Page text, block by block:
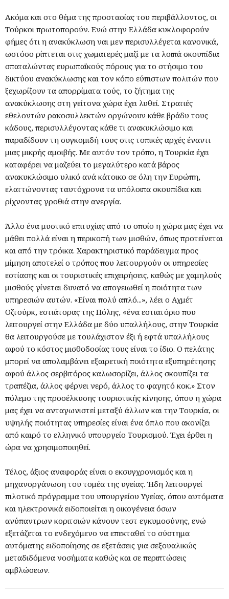
Ακόμα και στο θέμα της προστασίας του περιβάλλοντος, οι
Τούρκοι πρωτοπορούν. Ενώ στην Ελλάδα κυκλοφορούν
φήμες ότι η ανακύκλωση ναι μεν περισυλλέγεται κανονικά,
ωστόσο ρίπτεται στις χωματερές μαζί με τα λοιπά σκουπίδια
σπαταλώντας ευρωπαϊκούς πόρους για το στήσιμο του
δικτύου ανακύκλωσης και τον κόπο εύπιστων πολιτών που
ξεχωρίζουν τα απορρίματα τούς, το ζήτημα της
ανακύκλωσης στη γείτονα χώρα έχει λυθεί. Στρατιές
εθελοντών ρακοσυλλεκτών οργώνουν κάθε βράδυ τους
κάδους, περισυλλέγοντας κάθε τι ανακυκλώσιμο και
παραδίδουν τη συγκομιδή τους στις τοπικές αρχές έναντι
μιας μικρής αμοιβής. Με αυτόν τον τρόπο, η Τουρκία έχει
καταφέρει να μαζεύει το μεγαλύτερο κατά βάρος
ανακυκλώσιμο υλικό ανά κάτοικο σε όλη την Ευρώπη,
ελαττώνοντας ταυτόχρονα τα υπόλοιπα σκουπίδια και
ρίχνοντας γροθιά στην ανεργία.
Άλλο ένα μυστικό επιτυχίας από το οποίο η χώρα μας έχει να
μάθει πολλά είναι η περικοπή των μισθών, όπως προτείνεται
και από την τρόικα. Χαρακτηριστικό παράδειγμα προς
μίμηση αποτελεί ο τρόπος που λειτουργούν οι υπηρεσίες
εστίασης και οι τουριστικές επιχειρήσεις, καθώς με χαμηλούς
μισθούς γίνεται δυνατό να απογειωθεί η ποιότητα των
υπηρεσιών αυτών. «Είναι πολύ απλό...», λέει ο Αχμέτ
Οζτούρκ, εστιάτορας της Πόλης, «ένα εστιατόριο που
λειτουργεί στην Ελλάδα με δύο υπαλλήλους, στην Τουρκία
θα λειτουργούσε με τουλάχιστον έξι ή εφτά υπαλλήλους
αφού το κόστος μισθοδοσίας τους είναι το ίδιο. Ο πελάτης
μπορεί να απολαμβάνει εξαιρετική ποιότητα εξυπηρέτησης
αφού άλλος σερβιτόρος καλωσορίζει, άλλος σκουπίζει τα
τραπέζια, άλλος φέρνει νερό, άλλος το φαγητό κοκ.» Στον
πόλεμο της προσέλκυσης τουριστικής κίνησης, όπου η χώρα
μας έχει να ανταγωνιστεί μεταξύ άλλων και την Τουρκία, οι
υψηλής ποιότητας υπηρεσίες είναι ένα όπλο που ακονίζει
από καιρό το ελληνικό υπουργείο Τουρισμού. Έχει έρθει η
ώρα να χρησιμοποιηθεί.
Τέλος, άξιος αναφοράς είναι ο εκσυγχρονισμός και η
μηχανοργάνωση του τομέα της υγείας. Ήδη λειτουργεί
πιλοτικό πρόγραμμα του υπουργείου Υγείας, όπου αυτόματα
και ηλεκτρονικά ειδοποιείται η οικογένεια όσων
ανύπαντρων κοριτσιών κάνουν τεστ εγκυμοσύνης, ενώ
εξετάζεται το ενδεχόμενο να επεκταθεί το σύστημα
αυτόματης ειδοποίησης σε εξετάσεις για σεξουαλικώς
μεταδιδόμενα νοσήματα καθώς και σε περιπτώσεις
αμβλώσεων.